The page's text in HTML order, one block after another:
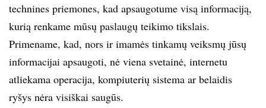
technines priemones, kad apsaugotume visą informaciją,
kurią renkame mūsų paslaugų teikimo tikslais.
Primename, kad, nors ir imamės tinkamų veiksmų jūsų
informacijai apsaugoti, nė viena svetainė, internetu
atliekama operacija, kompiuterių sistema ar belaidis
ryšys nėra visiškai saugūs.